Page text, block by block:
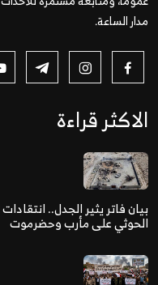
مدار الساعة.
الاكثر قراءة
بيان فاتر يثير الجدل..
الحوثي على مأرب وحضرموت